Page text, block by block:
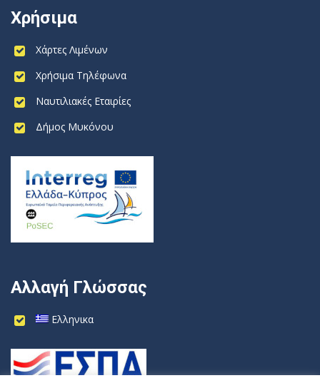
Χρήσιμα
Χάρτες Λιμένων
Χρήσιμα Τηλέφωνα
Ναυτιλιακές Εταιρίες
Δήμος Μυκόνου
Αλλαγή Γλώσσας
Ελληνικα